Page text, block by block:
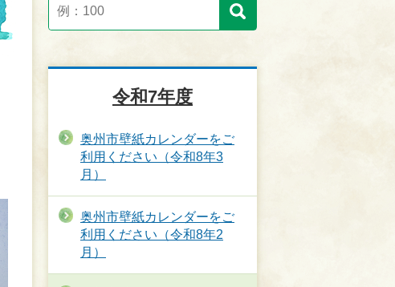
令和7年度
奥州市壁紙カレンダーをご
利用ください（令和8年3
月）
奥州市壁紙カレンダーをご
利用ください（令和8年2
月）